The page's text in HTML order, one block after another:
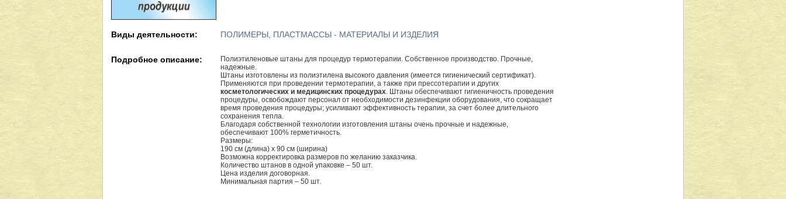
Виды деятельности: ПОЛИМЕРЫ, ПЛАСТМАССЫ - МАТЕРИАЛЫ И ИЗДЕЛИЯ
Подробное описание:
Полиэтиленовые штаны для процедур термотерапии. Собственное производство. Прочные,
надежные.
Штаны изготовлены из полиэтилена высокого давления (имеется гигиенический сертификат).
Применяются при проведении термотерапии, а также при прессотерапии и других
косметологических и медицинских процедурах. Штаны обеспечивают гигиеничность проведения
процедуры, освобождают персонал от необходимости дезинфекции оборудования, что сокращает
время проведения процедуры; усиливают эффективность терапии, за счет более длительного
сохранения тепла.
Благодаря собственной технологии изготовления штаны очень прочные и надежные,
обеспечивают 100% герметичность.
Размеры:
190 см (длина) х 90 см (ширина)
Возможна корректировка размеров по желанию заказчика.
Количество штанов в одной упаковке – 50 шт.
Цена изделия договорная.
Минимальная партия – 50 шт.